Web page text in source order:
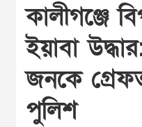
কালীগঞ্জে
ইয়াবা
জনকে
পুলিশ